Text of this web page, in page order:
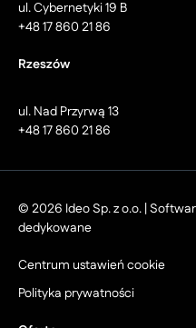
ul. Cybernetyki 19 B
+48 17 860 21 86
Rzeszów
ul. Nad Przyrwą 13
+48 17 860 21 86
© 2026 Ideo Sp. z o.o. |
dedykowane
Centrum ustawień cookie
Polityka prywatności